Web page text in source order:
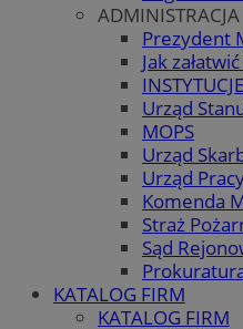
ADMINISTRACJA
Prezydent
Jak
INSTYTUCJE
Urząd
MOPS
Urząd
Urząd
Komenda
Straż
Sąd
KATALOG FIRM
KATALOG FIRM